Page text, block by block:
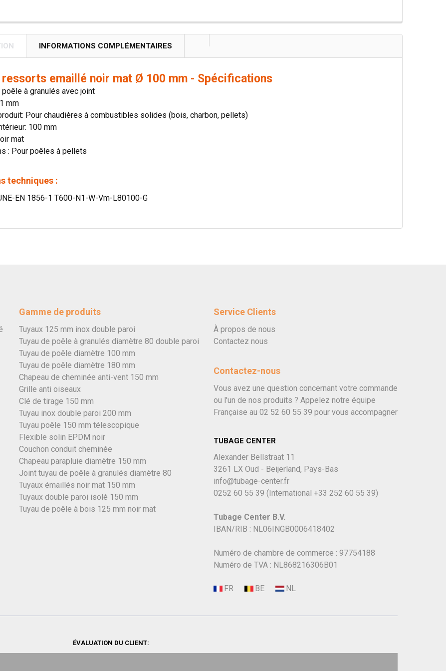
INFORMATIONS COMPLÉMENTAIRES
ressorts emaillé noir mat Ø 100 mm - Spécifications
poêle à granulés avec joint
mm
Pour chaudières à combustibles solides (bois, charbon, pellets)
100 mm
mat
: Pour poêles à pellets
techniques :
EN 1856-1 T600-N1-W-Vm-L80100-G
Gamme de produits
Tuyaux 125 mm inox double paroi
Tuyau de poêle à granulés diamètre 80 double paroi
Tuyau de poêle diamètre 100 mm
Tuyau de poêle diamètre 180 mm
Chapeau de cheminée anti-vent 150 mm
Grille anti oiseaux
Clé de tirage 150 mm
Tuyau inox double paroi 200 mm
Tuyau poêle 150 mm télescopique
Flexible solin EPDM noir
Couchon conduit cheminée
Chapeau parapluie diamètre 150 mm
Joint tuyau de poêle à granulés diamètre 80
Tuyaux émaillés noir mat 150 mm
Tuyaux double paroi isolé 150 mm
Tuyau de poêle à bois 125 mm noir mat
Service Clients
À propos de nous
Contactez nous
Contactez-nous
Vous avez une question concernant votre commande
ou l'un de nos produits ? Appelez notre équipe
Française au 02 52 60 55 39 pour vous accompagner
TUBAGE CENTER
Alexander Bellstraat 11
3261 LX Oud - Beijerland, Pays-Bas
info@tubage-center.fr
0252 60 55 39 (International +33 252 60 55 39)
Tubage Center B.V.
IBAN/RIB : NL06INGB0006418402
Numéro de chambre de commerce : 97754188
Numéro de TVA : NL868216306B01
ÉVALUATION DU CLIENT: